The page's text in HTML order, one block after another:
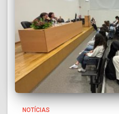
NOTÍCIAS